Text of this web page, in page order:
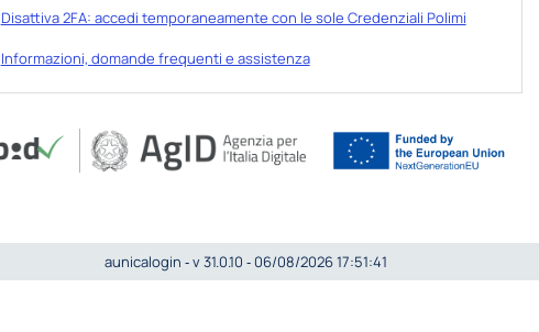
Disattiva 2FA: accedi temporaneamente con le sole Credenziali Polimi
Informazioni, domande frequenti e assistenza
aunicalogin ‐ v 31.0.10 ‐ 06/08/2026 17:51:41